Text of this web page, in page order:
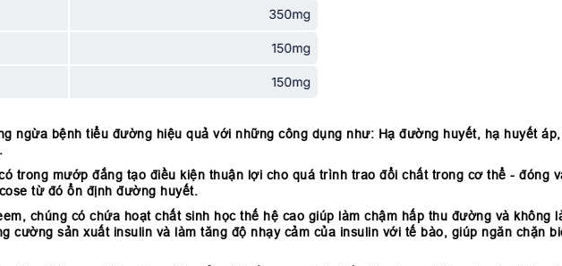
ngừa bệnh tiểu đường hiệu quả với những công dụng như: Hạ đường huyết, hạ huyết
trong mướp đắng tạo điều kiện thuận lợi cho quá trình trao đổi chất trong cơ thể - đóng
từ đó ổn định đường huyết.
chúng có chứa hoạt chất sinh học thế hệ cao giúp làm chậm hấp thu đường và không
cường sản xuất insulin và làm tăng độ nhạy cảm của insulin với tế bào, giúp ngăn chặn